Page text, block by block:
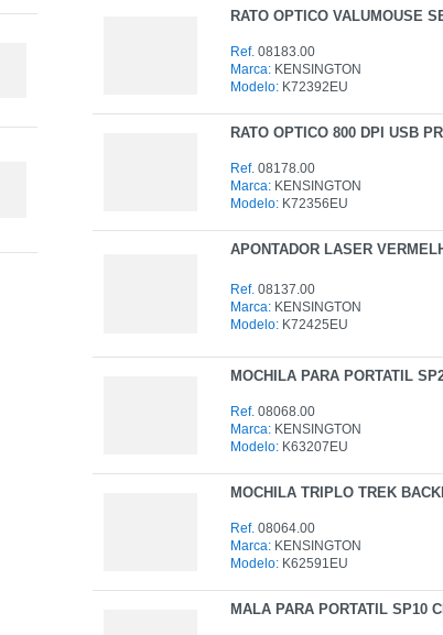
RATO OPTICO VALUMOUSE
Ref. 08183.00
Marca: KENSINGTON
Modelo: K72392EU
RATO OPTICO 800 DPI USB
Ref. 08178.00
Marca: KENSINGTON
Modelo: K72356EU
APONTADOR LASER
Ref. 08137.00
Marca: KENSINGTON
Modelo: K72425EU
MOCHILA PARA PORTATIL
Ref. 08068.00
Marca: KENSINGTON
Modelo: K63207EU
MOCHILA TRIPLO TREK
Ref. 08064.00
Marca: KENSINGTON
Modelo: K62591EU
MALA PARA PORTATIL SP10